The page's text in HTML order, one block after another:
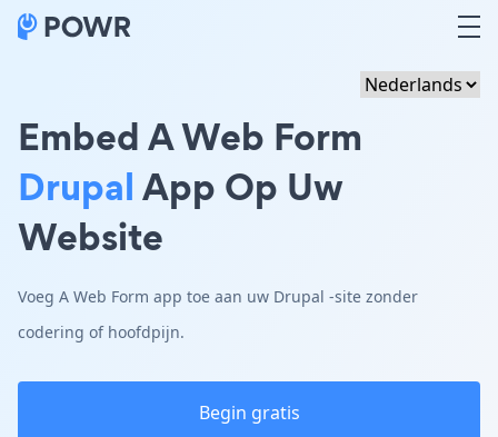
Embed A Web Form
DrupalApp Op Uw
Website
Voeg A Web Form app toe aan uw Drupal -site zonder
codering of hoofdpijn.
Begin gratis